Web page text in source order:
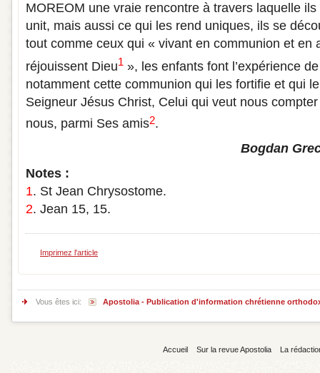
MOREOM une vraie rencontre à travers laquelle
unit, mais aussi ce qui les rend uniques, ils se
tout comme ceux qui « vivant en communion et en
réjouissent Dieu1 », les enfants font l’expérience
notamment cette communion qui les fortifie et qui
Seigneur Jésus Christ, Celui qui veut nous
nous, parmi Ses amis2.
Bogdan
Notes :
1. St Jean Chrysostome.
2. Jean 15, 15.
Imprimez l'article
Vous êtes ici: Apostolia - Publication d'information chrétienne
Accueil Sur la revue Apostolia La